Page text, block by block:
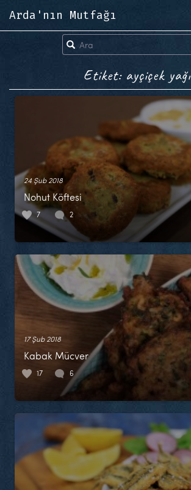
Arda'nın Mutfağı
Etiket: ayçiçek yağı
24 Şub 2018
Nohut Köftesi
7 2
17 Şub 2018
Kabak Mücver
17 6